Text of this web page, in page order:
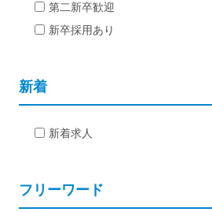
第二新卒歓迎
新卒採用あり
新着
新着求人
フリーワード